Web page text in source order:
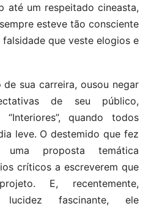
até um respeitado cineasta,
esteve tão consciente
que veste elogios e
sua carreira, ousou negar
de seu público,
quando todos
leve. O destemido que fez
uma proposta temática
críticos a escreverem que
E, recentemente,
lucidez fascinante, ele